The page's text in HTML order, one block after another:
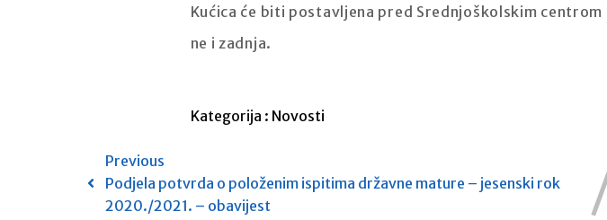
Kućica će biti postavljena pred Srednjoškolskim
ne i zadnja.
Kategorija : Novosti
Previous
Podjela potvrda o položenim ispitima državne mature – jesenski rok
2020./2021. – obavijest